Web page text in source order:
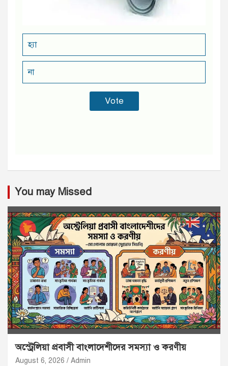
হ্যা
না
You may Missed
অস্ট্রেলিয়া প্রবাসী বাংলাদেশীদের সমস্যা ও করণীয়
August 6, 2026 Admin